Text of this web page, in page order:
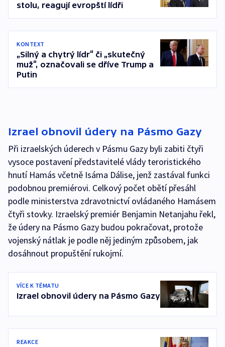
stolu, reagují evropští lídři
KONTEXT
„Silný a chytrý lídr“ či „skutečný
muž“, označovali se dříve Trump a
Putin
Izrael obnovil údery na Pásmo Gazy
Při izraelských úderech v Pásmu Gazy byli zabiti čtyři
vysoce postavení představitelé vlády teroristického
hnutí Hamás včetně Isáma Dálise, jenž zastával funkci
podobnou premiérovi. Celkový počet obětí přesáhl
podle ministerstva zdravotnictví ovládaného Hamásem
čtyři stovky. Izraelský premiér Benjamin Netanjahu řekl,
že údery na Pásmo Gazy budou pokračovat, protože
vojenský nátlak je podle něj jediným způsobem, jak
dosáhnout propuštění rukojmí.
VÍCE K TÉMATU
Izrael obnovil údery na Pásmo Gazy
REAKCE